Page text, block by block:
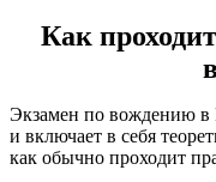
Как
Экзамен по вождению в
и включает в себя
как обычно проходит